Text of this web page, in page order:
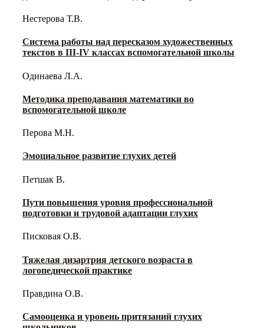
Нестерова Т.В.
Система работы над пересказом художественных
текстов в III-IV классах вспомогательной школы
Одинаева Л.А.
Методика преподавания математики во
вспомогательной школе
Перова М.Н.
Эмоциальное развитие глухих детей
Петшак В.
Пути повышения уровня профессиональной
подготовки и трудовой адаптации глухих
Писковая О.В.
Тяжелая дизартрия детского возраста в
логопедической практике
Правдина О.В.
Самооценка и уровень притязаний глухих